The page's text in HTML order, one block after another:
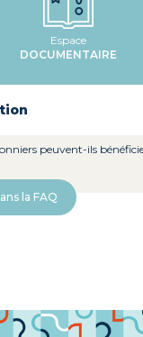
Espace
DOCUMENTAIRE
peuvent-ils
la FAQ